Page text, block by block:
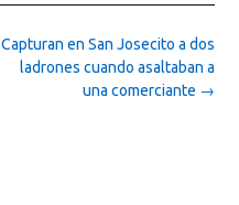
Capturan en San Josecito a dos
ladrones cuando asaltaban a
una comerciante →